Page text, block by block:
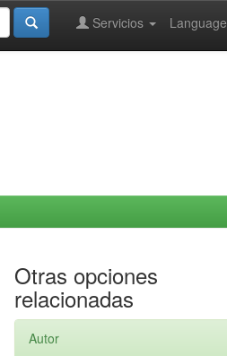
Language
Servicios
Otras opciones
relacionadas
Autor